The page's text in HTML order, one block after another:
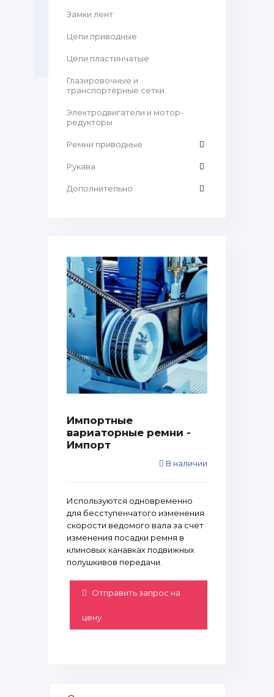
Замки лент
Цепи приводные
Цепи пластинчатые
Глазировочные и
транспортёрные сетки
Электродвигатели и мотор-
редукторы
Ремни приводные
Рукава
Дополнительно
Импортные
вариаторные ремни -
Импорт
В наличии
Используются одновременно
для бесступенчатого изменения
скорости ведомого вала за счет
изменения посадки ремня в
клиновых канавках подвижных
полушкивов передачи.
Отправить запрос на
цену